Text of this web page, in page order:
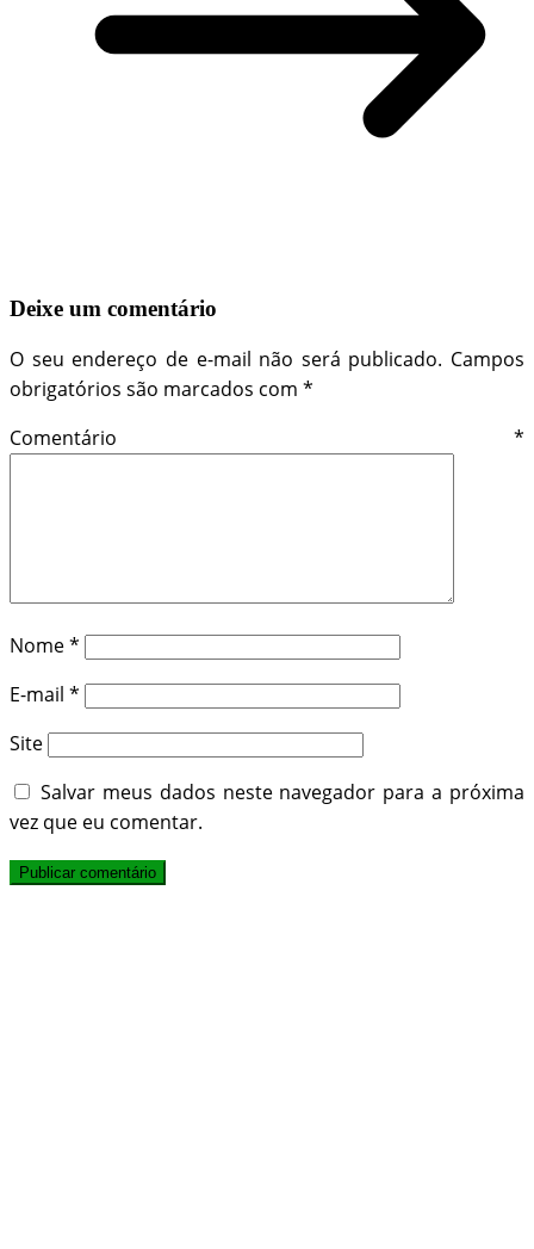
Deixe um comentário
O seu endereço de e-mail não será publicado. Campos
obrigatórios são marcados com *
Comentário *
Nome*
E-mail *
Site
Salvar meus dados neste navegador para a próxima
vez que eu comentar.